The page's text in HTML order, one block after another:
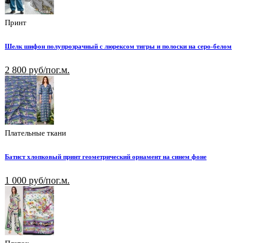
Принт
Шелк шифон полупрозрачный с люрексом тигры и полоски на серо-белом
2 800 руб/пог.м.
Плательные ткани
Батист хлопковый принт геометрический орнамент на синем фоне
1 000 руб/пог.м.